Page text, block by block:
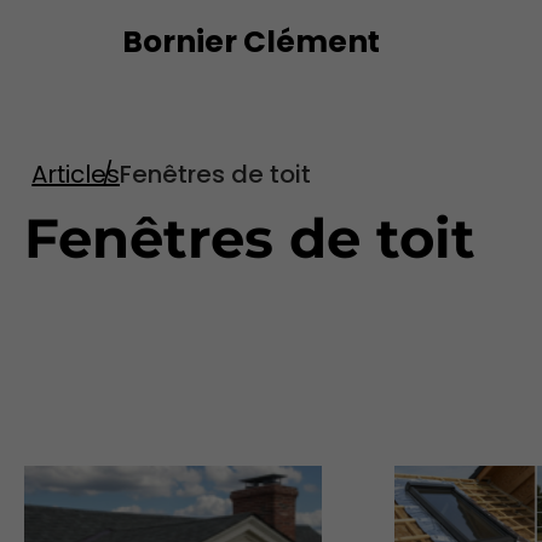
Bornier Clément
ArticlesFenêtres de toit
Fenêtres de toit